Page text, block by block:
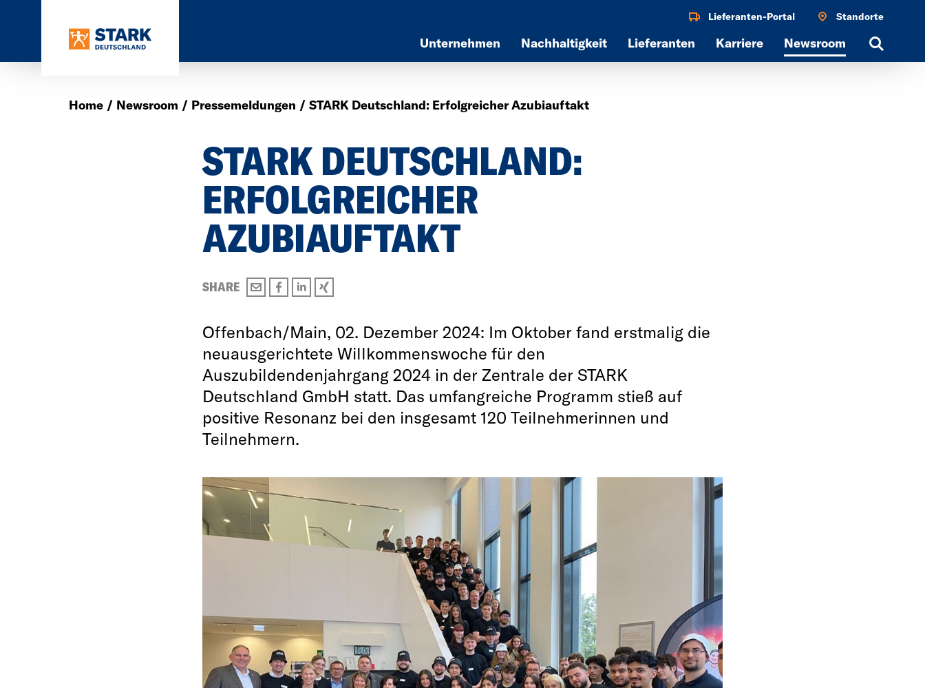
Unternehmen Nachhaltigkeit Lieferanten Karriere Newsroom
Lieferanten-Portal Standorte
Home Newsroom Pressemeldungen STARK Deutschland: Erfolgreicher Azubiauftakt
STARK DEUTSCHLAND:
ERFOLGREICHER
AZUBIAUFTAKT
SHARE
Offenbach/Main, 02. Dezember 2024: Im Oktober fand erstmalig die
neuausgerichtete Willkommenswoche für den
Auszubildendenjahrgang 2024 in der Zentrale der STARK
Deutschland GmbH statt. Das umfangreiche Programm stieß auf
positive Resonanz bei den insgesamt 120 Teilnehmerinnen und
Teilnehmern.